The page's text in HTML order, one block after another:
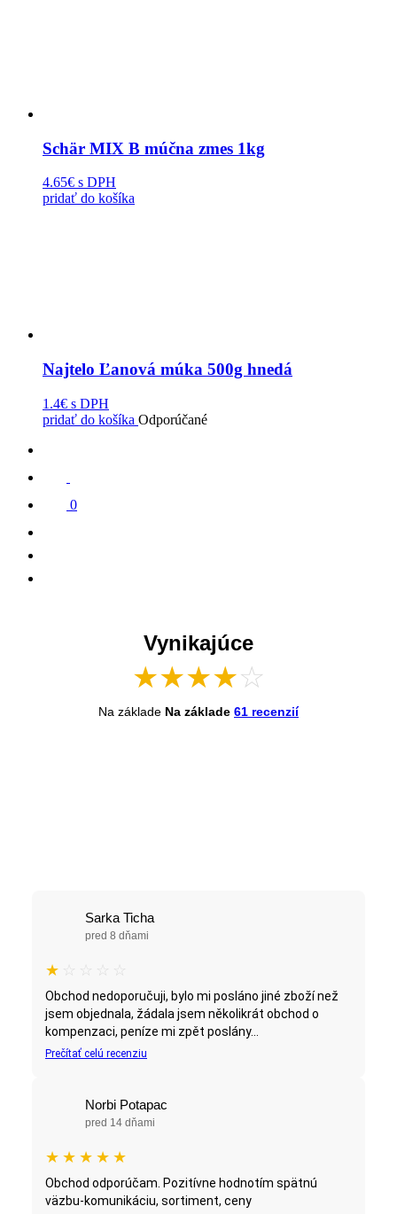
Schär MIX B múčna zmes 1kg
4.65€ s DPH
pridať do košíka
Najtelo Ľanová múka 500g hnedá
1.4€ s DPH
pridať do košíka Odporúčané
0
Vynikajúce
★★★★☆
Na základe Na základe 61 recenzií
Sarka Ticha
pred 8 dňami
★ ☆ ☆ ☆ ☆
Obchod nedoporučuji, bylo mi posláno jiné zboží než
jsem objednala, žádala jsem několikrát obchod o
kompenzaci, peníze mi zpět poslány...
Prečítať celú recenziu
Norbi Potapac
pred 14 dňami
★ ★ ★ ★ ★
Obchod odporúčam. Pozitívne hodnotím spätnú
väzbu-komunikáciu, sortiment, ceny